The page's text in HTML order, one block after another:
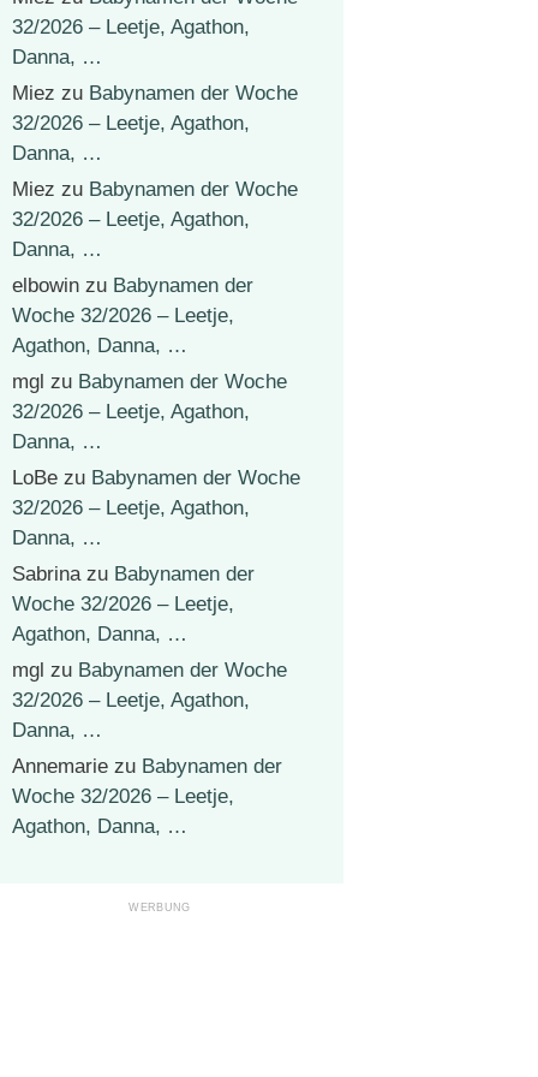
32/2026 – Leetje, Agathon,
Danna, …
Miez zu Babynamen der Woche
32/2026 – Leetje, Agathon,
Danna, …
Miez zu Babynamen der Woche
32/2026 – Leetje, Agathon,
Danna, …
elbowin zu Babynamen der
Woche 32/2026 – Leetje,
Agathon, Danna, …
mgl zu Babynamen der Woche
32/2026 – Leetje, Agathon,
Danna, …
LoBe zu Babynamen der Woche
32/2026 – Leetje, Agathon,
Danna, …
Sabrinazu Babynamen der
Woche 32/2026 – Leetje,
Agathon, Danna, …
mgl zu Babynamen der Woche
32/2026 – Leetje, Agathon,
Danna, …
Annemarie zu Babynamen der
Woche 32/2026 – Leetje,
Agathon, Danna, …